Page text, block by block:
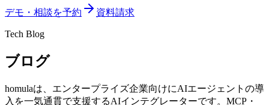
デモ・相談を予約
資料請求
Tech Blog
ブログ
homulaは、エンタープライズ企業向けにAIエージェントの導
入を一気通貫で支援するAIインテグレーターです。MCP・